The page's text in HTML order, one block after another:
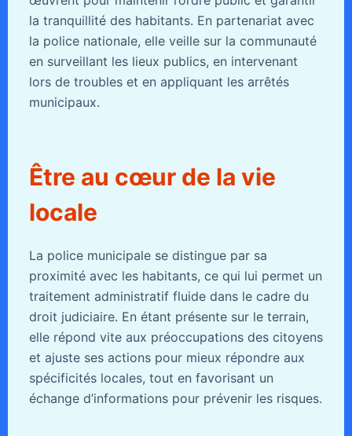
la tranquillité des habitants. En partenariat avec
la police nationale, elle veille sur la communauté
en surveillant les lieux publics, en intervenant
lors de troubles et en appliquant les arrêtés
municipaux.
Être au cœur de la vie
locale
La police municipale se distingue par sa
proximité avec les habitants, ce qui lui permet un
traitement administratif fluide dans le cadre du
droit judiciaire. En étant présente sur le terrain,
elle répond vite aux préoccupations des citoyens
et ajuste ses actions pour mieux répondre aux
spécificités locales, tout en favorisant un
échange d’informations pour prévenir les risques.